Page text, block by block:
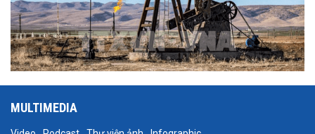
MULTIMEDIA